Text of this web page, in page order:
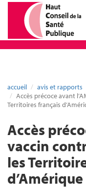
accueil
avis et rapports
Accès précoce avant
Territoires français
Accès
vaccin
les
d’Amérique